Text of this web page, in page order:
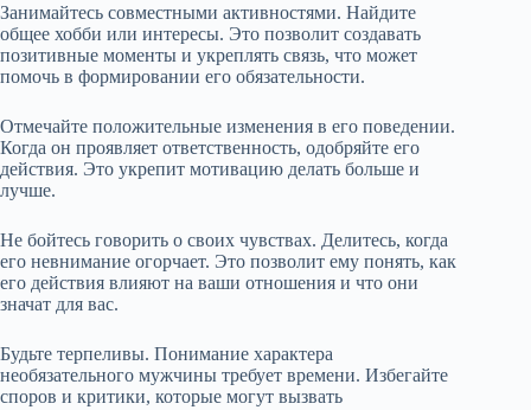
Занимайтесь совместными активностями. Найдите
общее хобби или интересы. Это позволит создавать
позитивные моменты и укреплять связь, что может
помочь в формировании его обязательности.
Отмечайте положительные изменения в его поведении.
Когда он проявляет ответственность, одобряйте его
действия. Это укрепит мотивацию делать больше и
лучше.
Не бойтесь говорить о своих чувствах. Делитесь, когда
его невнимание огорчает. Это позволит ему понять, как
его действия влияют на ваши отношения и что они
значат для вас.
Будьте терпеливы. Понимание характера
необязательного мужчины требует времени. Избегайте
споров и критики, которые могут вызвать